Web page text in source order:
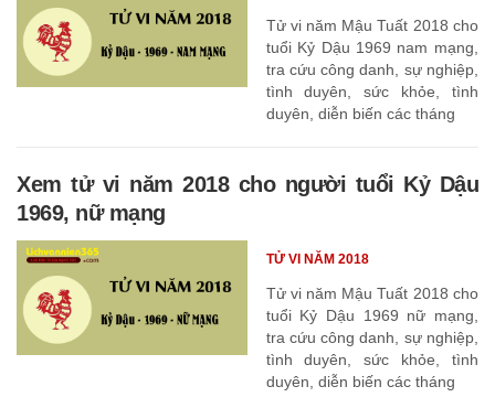
Tử vi năm Mậu Tuất 2018 cho
tuổi Kỷ Dậu 1969 nam mạng,
tra cứu công danh, sự nghiệp,
tình duyên, sức khỏe, tình
duyên, diễn biến các tháng
Xem tử vi năm 2018 cho người tuổi Kỷ Dậu
1969, nữ mạng
Tử vi năm Mậu Tuất 2018 cho
tuổi Kỷ Dậu 1969 nữ mạng,
tra cứu công danh, sự nghiệp,
tình duyên, sức khỏe, tình
duyên, diễn biến các tháng
TỬ VI NĂM 2018